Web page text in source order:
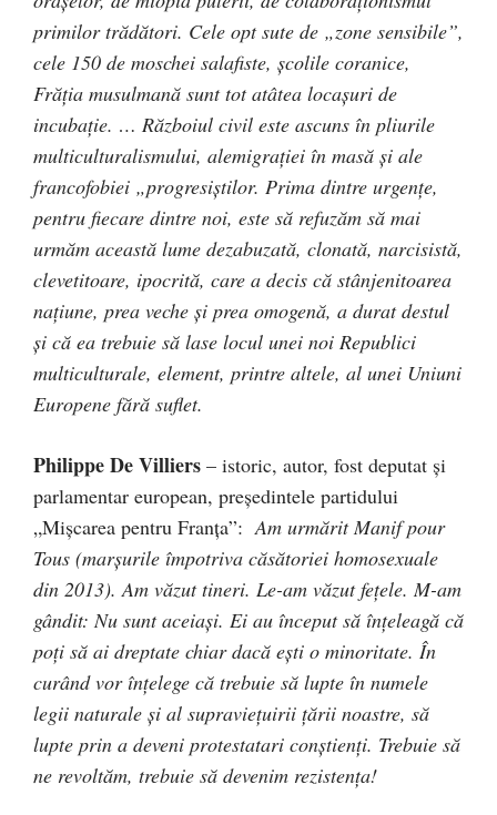
primilor trădători. Cele opt sute de „zone sensibile”,
cele 150 de moschei salafiste, şcolile coranice,
Frăţia musulmană sunt tot atâtea locaşuri de
incubaţie. … Războiul civil este ascuns în pliurile
multiculturalismului, alemigraţiei în masă şi ale
francofobiei „progresiştilor. Prima dintre urgenţe,
pentru fiecare dintre noi, este să refuzăm să mai
urmăm această lume dezabuzată, clonată, narcisistă,
clevetitoare, ipocrită, care a decis că stânjenitoarea
naţiune, prea veche şi prea omogenă, a durat destul
şi că ea trebuie să lase locul unei noi Republici
multiculturale, element, printre altele, al unei Uniuni
Europene fără suflet.
Philippe De Villiers – istoric, autor, fost deputat şi
parlamentar european, preşedintele partidului
„Mişcarea pentru Franţa”: Am urmărit Manif pour
Tous (marşurile împotriva căsătoriei homosexuale
din 2013). Am văzut tineri. Le-am văzut feţele. M-am
gândit: Nu sunt aceiaşi. Ei au început să înţeleagă că
poţi să ai dreptate chiar dacă eşti o minoritate. În
curând vor înţelege că trebuie să lupte în numele
legii naturale şi al supravieţuirii ţării noastre, să
lupte prin a deveni protestatari conştienţi. Trebuie să
ne revoltăm, trebuie să devenim rezistenţa!